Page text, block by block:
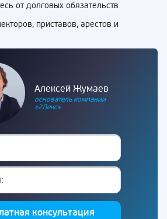
от долговых обязательств
приставов, арестов и
Алексей Жумаев
основатель компании
«2Лекс»
консультация